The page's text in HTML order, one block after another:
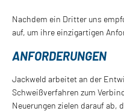
Nachdem ein Dritter uns
auf, um ihre einzigartigen
ANFORDERUNGEN
Jackweld arbeitet an der
Schweißverfahren zum
Neuerungen zielen darauf ab,